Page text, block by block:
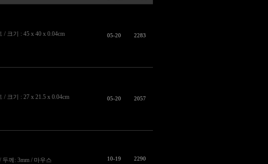
크기 : 45 x 40 x 0.04cm
05-20 2283
크기 : 27 x 21.5 x 0.04cm
05-20 2057
두께: 3mm / 마우스
10-19 2290